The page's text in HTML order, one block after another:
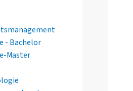
- Bachelor
Master